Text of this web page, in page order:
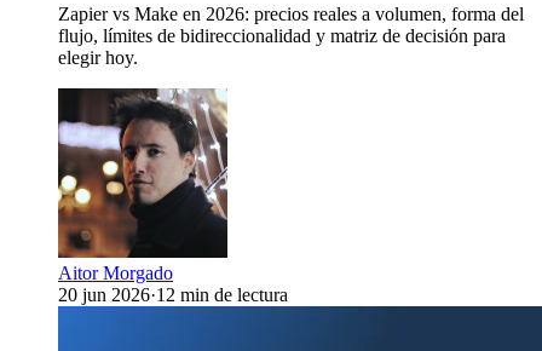
Zapier vs Make en 2026: precios reales a volumen, forma del
flujo, límites de bidireccionalidad y matriz de decisión para
elegir hoy.
Aitor Morgado
20 jun 2026·12 min de lectura